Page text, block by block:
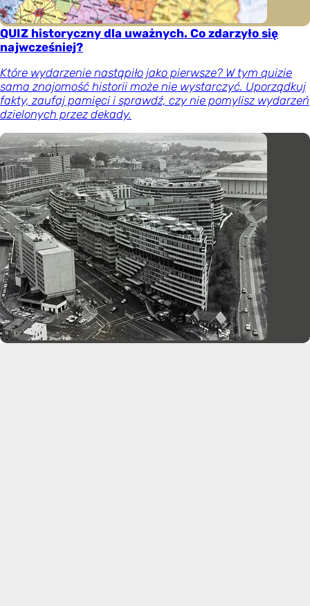
QUIZ historyczny dla uważnych. Co zdarzyło się
najwcześniej?
Które wydarzenie nastąpiło jako pierwsze? W tym quizie
sama znajomość historii może nie wystarczyć. Uporządkuj
fakty, zaufaj pamięci i sprawdź, czy nie pomylisz wydarzeń
dzielonych przez dekady.